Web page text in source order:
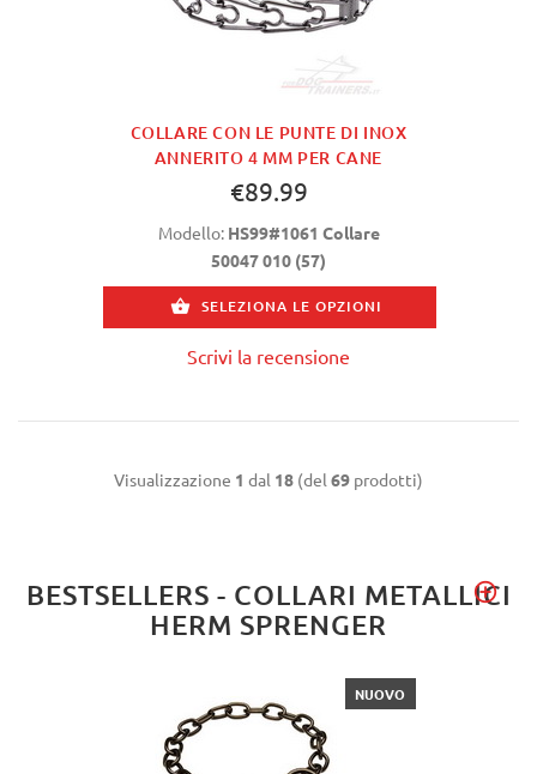
COLLARE CON LE PUNTE DI INOX
ANNERITO 4 MM PER CANE
€89.99
Modello: HS99#1061 Collare
50047 010 (57)
SELEZIONA LE OPZIONI
Scrivi la recensione
Visualizzazione 1 dal 18 (del 69 prodotti)
BESTSELLERS - COLLARI METALLICI
HERM SPRENGER
NUOVO